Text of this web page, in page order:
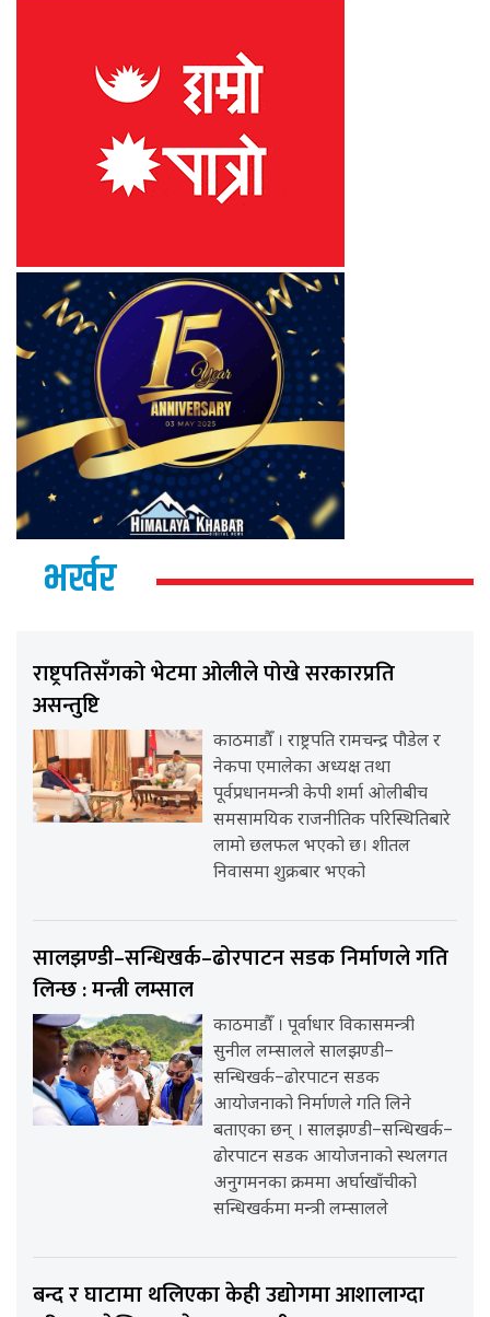
भर्खर
राष्ट्रपतिसँगको भेटमा ओलीले पोखे सरकारप्रति
असन्तुष्टि
काठमाडौँ । राष्ट्रपति रामचन्द्र पौडेल र
नेकपा एमालेका अध्यक्ष तथा
पूर्वप्रधानमन्त्री केपी शर्मा ओलीबीच
समसामयिक राजनीतिक परिस्थितिबारे
लामो छलफल भएको छ। शीतल
निवासमा शुक्रबार भएको
सालझण्डी–सन्धिखर्क–ढोरपाटन सडक निर्माणले गति
लिन्छ : मन्त्री लम्साल
काठमाडौँ । पूर्वाधार विकासमन्त्री
सुनील लम्सालले सालझण्डी–
सन्धिखर्क–ढोरपाटन सडक
आयोजनाको निर्माणले गति लिने
बताएका छन् । सालझण्डी–सन्धिखर्क–
ढोरपाटन सडक आयोजनाको स्थलगत
अनुगमनका क्रममा अर्घाखाँचीको
सन्धिखर्कमा मन्त्री लम्सालले
बन्द र घाटामा थलिएका केही उद्योगमा आशालाग्दा